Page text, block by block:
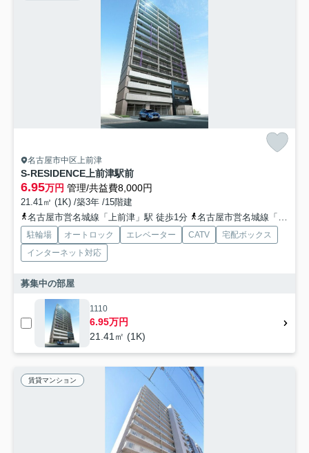
名古屋市中区上前津
S-RESIDENCE上前津駅前
6.95万円 管理/共益費8,000円
21.41㎡ (1K) /築3年 /15階建
名古屋市営名城線「上前津」駅 徒歩1分
名古屋市営名城線「東別院」駅 徒歩10分
駐輪場 オートロック エレベーター CATV
宅配ボックス
インターネット対応
募集中の部屋
1110
6.95万円
21.41㎡ (1K)
賃貸マンション